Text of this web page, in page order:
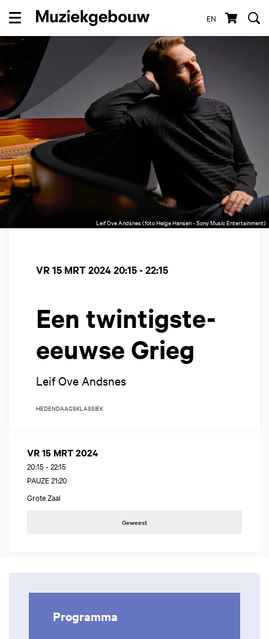
EN
Menu
Leif Ove Andsnes (foto Helge Hansen - Sony Music Entertainment)
Een twintigste-
eeuwse Grieg
Leif Ove Andsnes
VR 15 MRT 202420:15 - 22:15
HEDENDAAGSKLASSIEK
VR 15 MRT 2024
20:15 - 22:15
PAUZE 21:20
Grote Zaal
Geweest
Programma